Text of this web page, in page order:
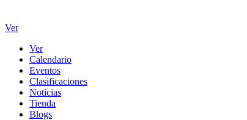
Ver
Ver
Calendario
Eventos
Clasificaciones
Noticias
Tienda
Blogs